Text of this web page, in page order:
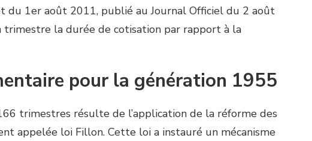
du 1er août 2011, publié au Journal Officiel du 2 août
trimestre la durée de cotisation par rapport à la
pour la génération 1955
trimestres résulte de l’application de la réforme des
appelée loi Fillon. Cette loi a instauré un mécanisme